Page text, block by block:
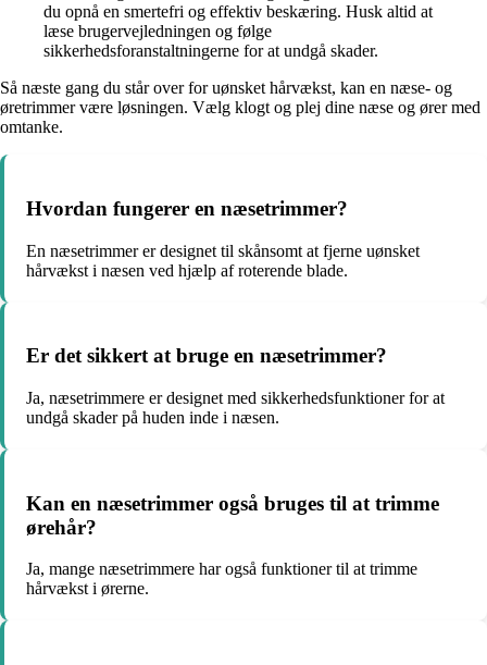
du opnå en smertefri og effektiv beskæring. Husk altid at
læse brugervejledningen og følge
sikkerhedsforanstaltningerne for at undgå skader.
Så næste gang du står over for uønsket hårvækst, kan en næse- og
øretrimmer være løsningen. Vælg klogt og plej dine næse og ører med
omtanke.
Hvordan fungerer en næsetrimmer?
En næsetrimmer er designet til skånsomt at fjerne uønsket
hårvækst i næsen ved hjælp af roterende blade.
Er det sikkert at bruge en næsetrimmer?
Ja, næsetrimmere er designet med sikkerhedsfunktioner for at
undgå skader på huden inde i næsen.
Kan en næsetrimmer også bruges til at trimme
ørehår?
Ja, mange næsetrimmere har også funktioner til at trimme
hårvækst i ørerne.